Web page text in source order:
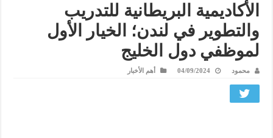
الأكاديمية البريطانية للتدريب
والتطوير في لندن؛ الخيار الأول
لموظفي دول الخليج
محمود 04/09/2024 أهم الأخبار